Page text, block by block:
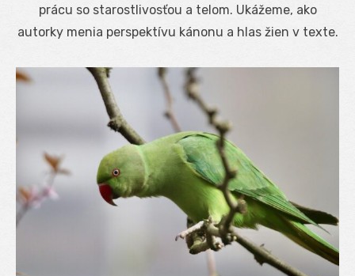
prácu so starostlivosťou a telom. Ukážeme, ako
autorky menia perspektívu kánonu a hlas žien v texte.